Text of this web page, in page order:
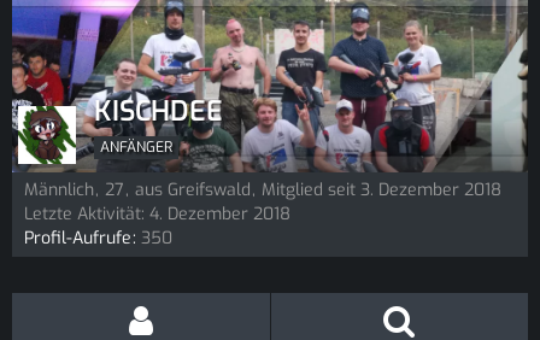
KISCHDEE
ANFÄNGER
Männlich 27 aus Greifswald Mitglied seit 3. Dezember 2018
Letzte Aktivität: 4. Dezember 2018
Profil-Aufrufe 350